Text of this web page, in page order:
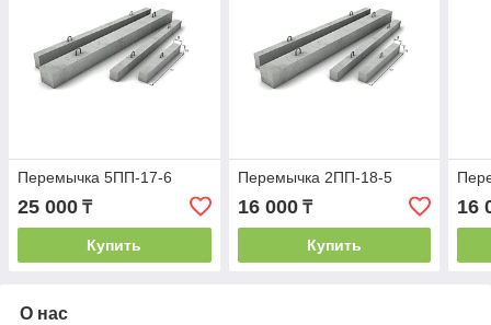
Перемычка 5ПП-17-6
25 000 ₸
Купить
Перемычка 2ПП-18-5
16 000₸
Купить
16
О нас